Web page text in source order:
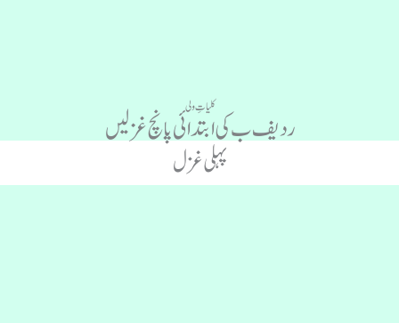
کلیاتِ ولی
ردیف ب کی ابتدائی پانچ غزلیں
پہلی غزل